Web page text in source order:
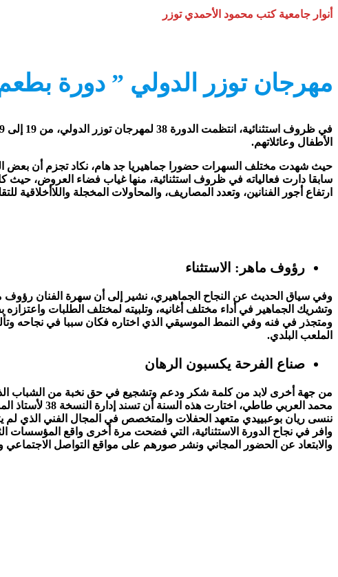
أنوار جامعية كتب محمود الأحمدي توزر
مهرجان توزر الدولي ” دورة
الأطفال وعائلاتهم.
حيث شهدت مختلف السهرات حضورا جماهيريا جد هام، نكاد تجزم أن بعض
ارتفاع أجور الفنانين، وتعدد المصاريف، والمحاولات المخجلة
رؤوف ماهر: الاستثناء
وفي سياق الحديث عن النجاح الجماهيري، نشير إلى أن سهرة الفنان رؤوف
وتشريك الجماهير في أداء مختلف أغانيه، وتلبيته لمختلف الطلبات
ومتجذر في فنه وفي النمط الموسيقي الذي اختاره فكان سببا في نجاحه
الملعب البلدي.
صناع الفرحة يكسبون الرهان
من جهة أخرى لابد من كلمة شكر ودعم وتشجيع في حق نخبة من الشباب الذين
محمد العربي
ننسى ريان بوعبييدي متعهد الحفلات والمتخصص في المجال الفني الذي لم
وافر في نجاح الدورة الاستثنائية، التي فضحت مرة أخرى واقع المؤسسات
والابتعاد عن الحضور المجاني ونشر صورهم على مواقع التواصل